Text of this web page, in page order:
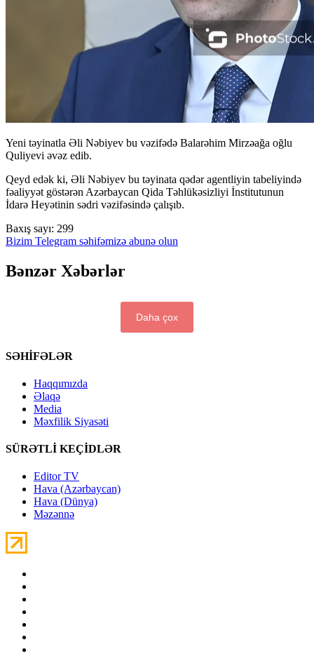
Yeni təyinatla Əli Nəbiyev bu vəzifədə Balarəhim Mirzəağa oğlu
Quliyevi əvəz edib.
Qeyd edək ki, Əli Nəbiyev bu təyinata qədər agentliyin tabeliyində
fəaliyyət göstərən Azərbaycan Qida Təhlükəsizliyi İnstitutunun
İdarə Heyətinin sədri vəzifəsində çalışıb.
Baxış sayı: 299
Bizim Telegram səhifəmizə abunə olun
Bənzər Xəbərlər
Daha çox
SƏHİFƏLƏR
Haqqımızda
Əlaqə
Media
Məxfilik Siyasəti
SÜRƏTLİ KEÇİDLƏR
Editor TV
Hava (Azərbaycan)
Hava (Dünya)
Məzənnə